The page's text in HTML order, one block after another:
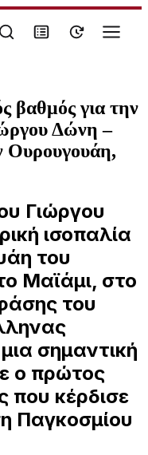
βαθμός για την
Δώνη –
Ουρουγουάη,
Γιώργου
ισοπαλία
του
Μαϊάμι, στο
του
σημαντική
ο πρώτος
που κέρδισε
Παγκοσμίου